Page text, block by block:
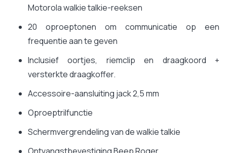
Motorola walkie talkie-reeksen
20 oproeptonen om communicatie op een
frequentie aan te geven
Inclusief oortjes, riemclip en draagkoord +
versterkte draagkoffer.
Accessoire-aansluiting jack 2,5 mm
Oproeptrilfunctie
Schermvergrendeling van de walkie talkie